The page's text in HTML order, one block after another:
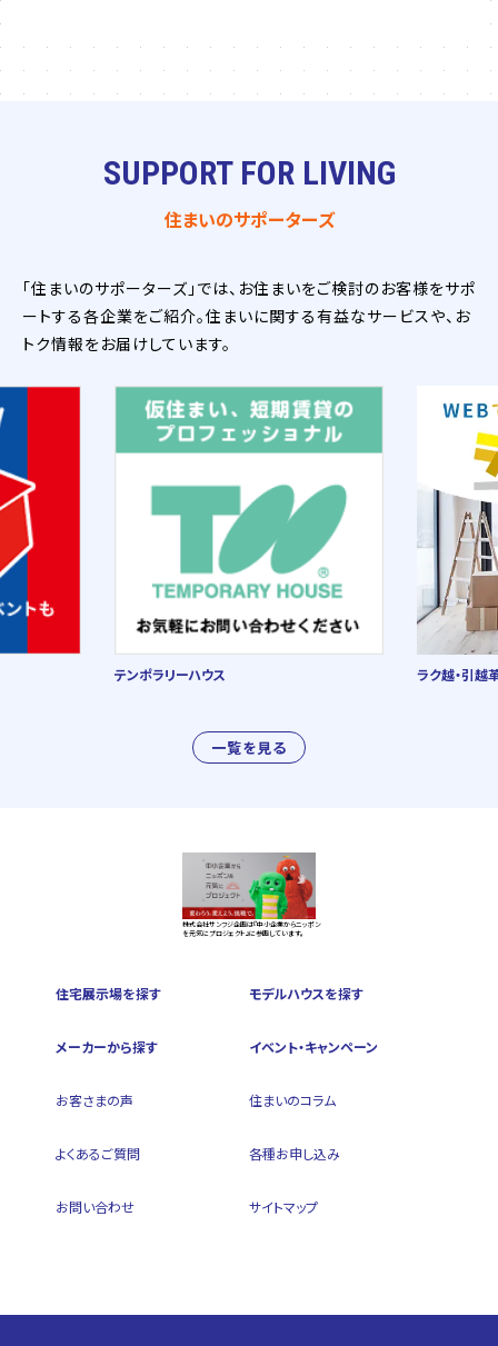
SUPPORT FOR LIVING
住まいのサポーターズ
「住まいのサポーターズ」では、お住まいをご検討のお客様をサポ
ートする各企業をご紹介。住まいに関する有益なサービスや、お
トク情報をお届けしています。
一覧を見る
テンポラリーハウス ラク越・引越
株式会社サンフジ企画は『中小企業からニッポン
を元気にプロジェクト』に参画しています。
住宅展示場を探す モデルハウスを探す
メーカーから探す イベント・キャンペーン
お客さまの声 住まいのコラム
よくあるご質問 各種お申し込み
お問い合わせ サイトマップ